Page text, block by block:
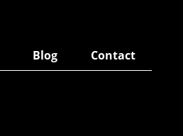
Blog Contact